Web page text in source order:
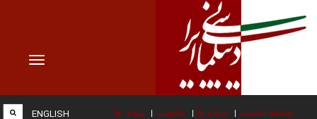
Toggle
صفحه نخست درباره ما عضویت پیوند ها ENGLISH